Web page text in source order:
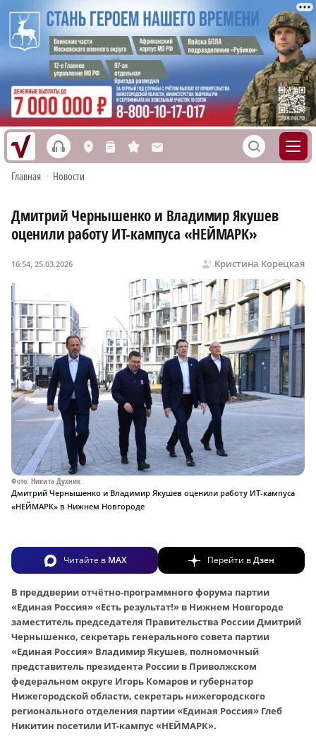
h L n s M S
Главная • Новости
Дмитрий Чернышенко и Владимир Якушев
оценили работу ИТ-кампуса «НЕЙМАРК»
Кристина Корецкая
16:54, 25.03.2026
Фото: Никита Духник
Дмитрий Чернышенко и Владимир Якушев оценили работу ИТ-кампуса
«НЕЙМАРК» в Нижнем Новгороде
Читайте в MAX Перейти вДзен
В преддверии отчётно-программного форума партии
«Единая Россия» «Есть результат!» в Нижнем Новгороде
заместитель председателя Правительства России Дмитрий
Чернышенко, секретарь генерального совета партии
«Единая Россия» Владимир Якушев, полномочный
представитель президента России в Приволжском
федеральном округе Игорь Комаров и губернатор
Нижегородской области, секретарь нижегородского
регионального отделения партии «Единая Россия» Глеб
Никитин посетили ИТ-кампус «НЕЙМАРК».